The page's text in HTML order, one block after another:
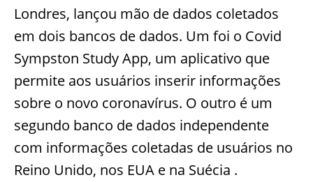
Londres, lançou mão de dados coletados
em dois bancos de dados. Um foi o Covid
Sympston Study App, um aplicativo que
permite aos usuários inserir informações
sobre o novo coronavírus. O outro é um
segundo banco de dados independente
com informações coletadas de usuários no
Reino Unido, nos EUA e na Suécia .